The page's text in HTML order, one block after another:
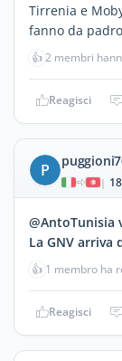
Tirrenia e
fanno da
👍2 membri
Reagisci
P
|
La GNV arriva
👍 1 membro ha
Reagisci